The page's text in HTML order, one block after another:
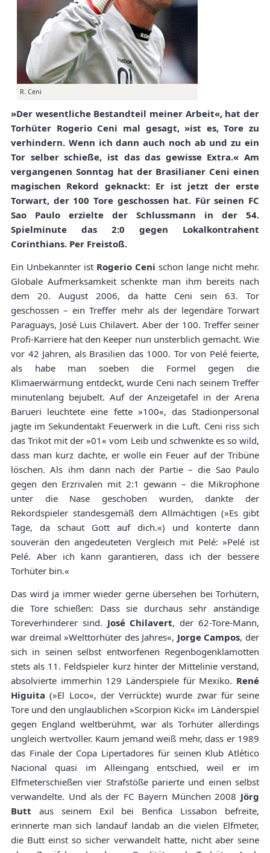
R. Ceni
»Der wesentliche Bestandteil meiner Arbeit«, hat der
Torhüter Rogerio Ceni mal gesagt, »ist es, Tore zu
verhindern. Wenn ich dann auch noch ab und zu ein
Tor selber schieße, ist das das gewisse Extra.« Am
vergangenen Sonntag hat der Brasilianer Ceni einen
magischen Rekord geknackt: Er ist jetzt der erste
Torwart, der 100 Tore geschossen hat. Für seinen FC
Sao Paulo erzielte der Schlussmann in der 54.
Spielminute das 2:0 gegen Lokalkontrahent
Corinthians. Per Freistoß.
Ein Unbekannter ist Rogerio Ceni schon lange nicht mehr.
Globale Aufmerksamkeit schenkte man ihm bereits nach
dem 20. August 2006, da hatte Ceni sein 63. Tor
geschossen – ein Treffer mehr als der legendäre Torwart
Paraguays, José Luis Chilavert. Aber der 100. Treffer seiner
Profi-Karriere hat den Keeper nun unsterblich gemacht. Wie
vor 42 Jahren, als Brasilien das 1000. Tor von Pelé feierte,
als habe man soeben die Formel gegen die
Klimaerwärmung entdeckt, wurde Ceni nach seinem Treffer
minutenlang bejubelt. Auf der Anzeigetafel in der Arena
Barueri leuchtete eine fette »100«, das Stadionpersonal
jagte im Sekundentakt Feuerwerk in die Luft. Ceni riss sich
das Trikot mit der »01« vom Leib und schwenkte es so wild,
dass man kurz dachte, er wolle ein Feuer auf der Tribüne
löschen. Als ihm dann nach der Partie – die Sao Paulo
gegen den Erzrivalen mit 2:1 gewann – die Mikrophone
unter die Nase geschoben wurden, dankte der
Rekordspieler standesgemäß dem Allmächtigen (»Es gibt
Tage, da schaut Gott auf dich.«) und konterte dann
souverän den angedeuteten Vergleich mit Pelé: »Pelé ist
Pelé. Aber ich kann garantieren, dass ich der bessere
Torhüter bin.«
Das wird ja immer wieder gerne übersehen bei Torhütern,
die Tore schießen: Dass sie durchaus sehr anständige
Toreverhinderer sind. José Chilavert, der 62-Tore-Mann,
war dreimal »Welttorhüter des Jahres«, Jorge Campos, der
sich in seinen selbst entworfenen Regenbogenklamotten
stets als 11. Feldspieler kurz hinter der Mittelinie verstand,
absolvierte immerhin 129 Länderspiele für Mexiko. René
Higuita (»El Loco«, der Verrückte) wurde zwar für seine
Tore und den unglaublichen »Scorpion Kick« im Länderspiel
gegen England weltberühmt, war als Torhüter allerdings
ungleich wertvoller. Kaum jemand weiß mehr, dass er 1989
das Finale der Copa Lipertadores für seinen Klub Atlético
Nacional quasi im Alleingang entschied, weil er im
Elfmeterschießen vier Strafstöße parierte und einen selbst
verwandelte. Und als der FC Bayern München 2008 Jörg
Butt aus seinem Exil bei Benfica Lissabon befreite,
erinnerte man sich landauf landab an die vielen Elfmeter,
die Butt einst so sicher verwandelt hatte, nicht aber seine